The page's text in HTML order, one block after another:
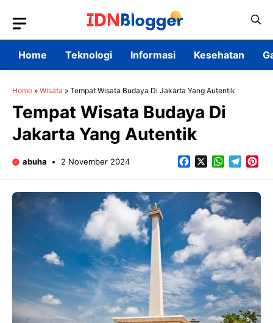
content
Home
Teknologi Informasi Kesehatan
Home » Wisata » Tempat Wisata Budaya Di Jakarta Yang Autentik
Tempat Wisata Budaya Di
Jakarta Yang Autentik
abuha 2 November 2024 FacebookWhatsApp